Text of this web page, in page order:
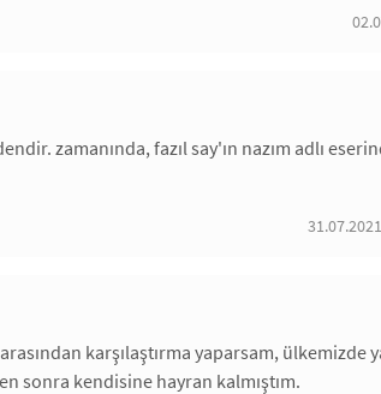
zamanında, fazıl say'ın nazım adlı
karşılaştırma yaparsam, ülkemizde
sonra kendisine hayran kalmıştım.